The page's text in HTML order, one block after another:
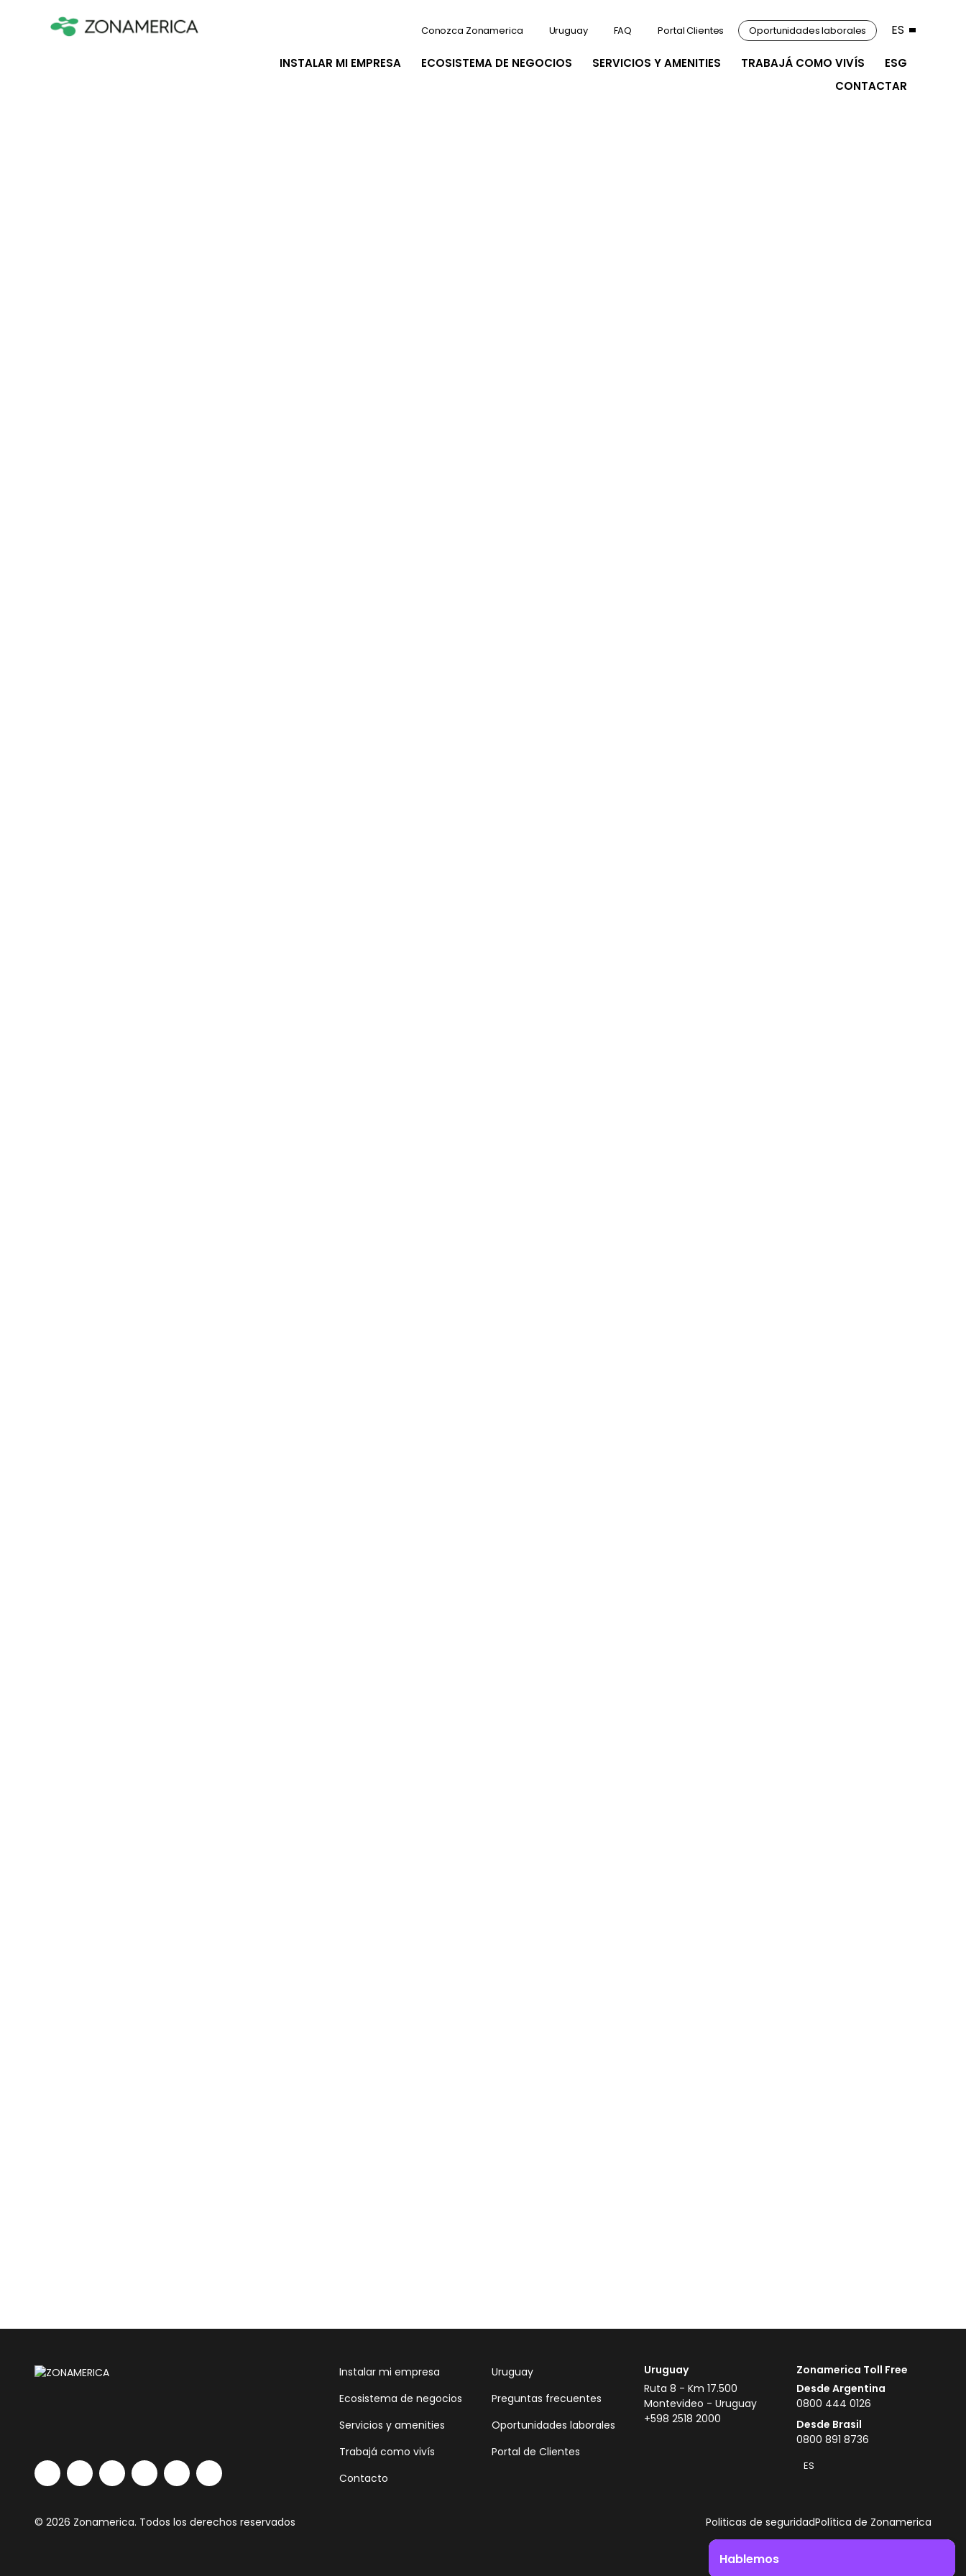
INSTALAR MI EMPRESA ECOSISTEMA DE NEGOCIOS SERVICIOS Y AMENITIES TRABAJÁ COMO VIVÍS
ESG
CONTACTAR
Conozca Zonamerica Uruguay FAQ Portal Clientes Oportunidades laborales ES
Instalar mi empresa
Ecosistema de negocios
Servicios y amenities
Trabajá como vivís
Contacto
Uruguay
Preguntas frecuentes
Oportunidades laborales
Portal de Clientes
Uruguay
Ruta 8 - Km 17.500
Montevideo - Uruguay
+598 2518 2000
Zonamerica Toll Free
Desde Argentina
0800 444 0126
Desde Brasil
0800 891 8736
ES
© 2026 Zonamerica. Todos los derechos reservados Politicas de seguridadPolítica de Zonamerica
Hablemos